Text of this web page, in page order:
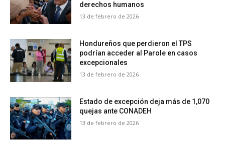
derechos humanos
13 de febrero de 2026
Hondureños que perdieron el TPS
podrían acceder al Parole en casos
excepcionales
13 de febrero de 2026
Estado de excepción deja más de 1,070
quejas ante CONADEH
13 de febrero de 2026